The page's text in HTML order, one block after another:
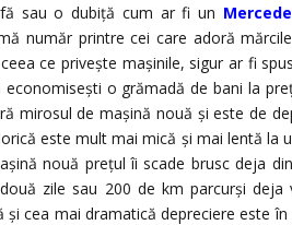
sau o dubiță cum ar fi un
număr printre cei care adoră
ce privește mașinile, sigur ar fi
o grămadă de bani la
mirosul de mașină nouă și este de
este mult mai mică și mai lentă la
nouă prețul îi scade brusc deja
zile sau 200 de km parcurși deja
și cea mai dramatică depreciere este